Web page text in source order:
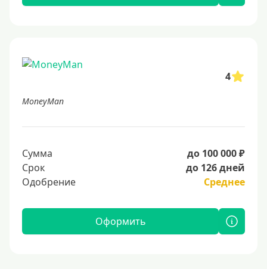
4
MoneyMan
Сумма
до 100 000 ₽
Срок
до 126 дней
Одобрение
Среднее
Оформить